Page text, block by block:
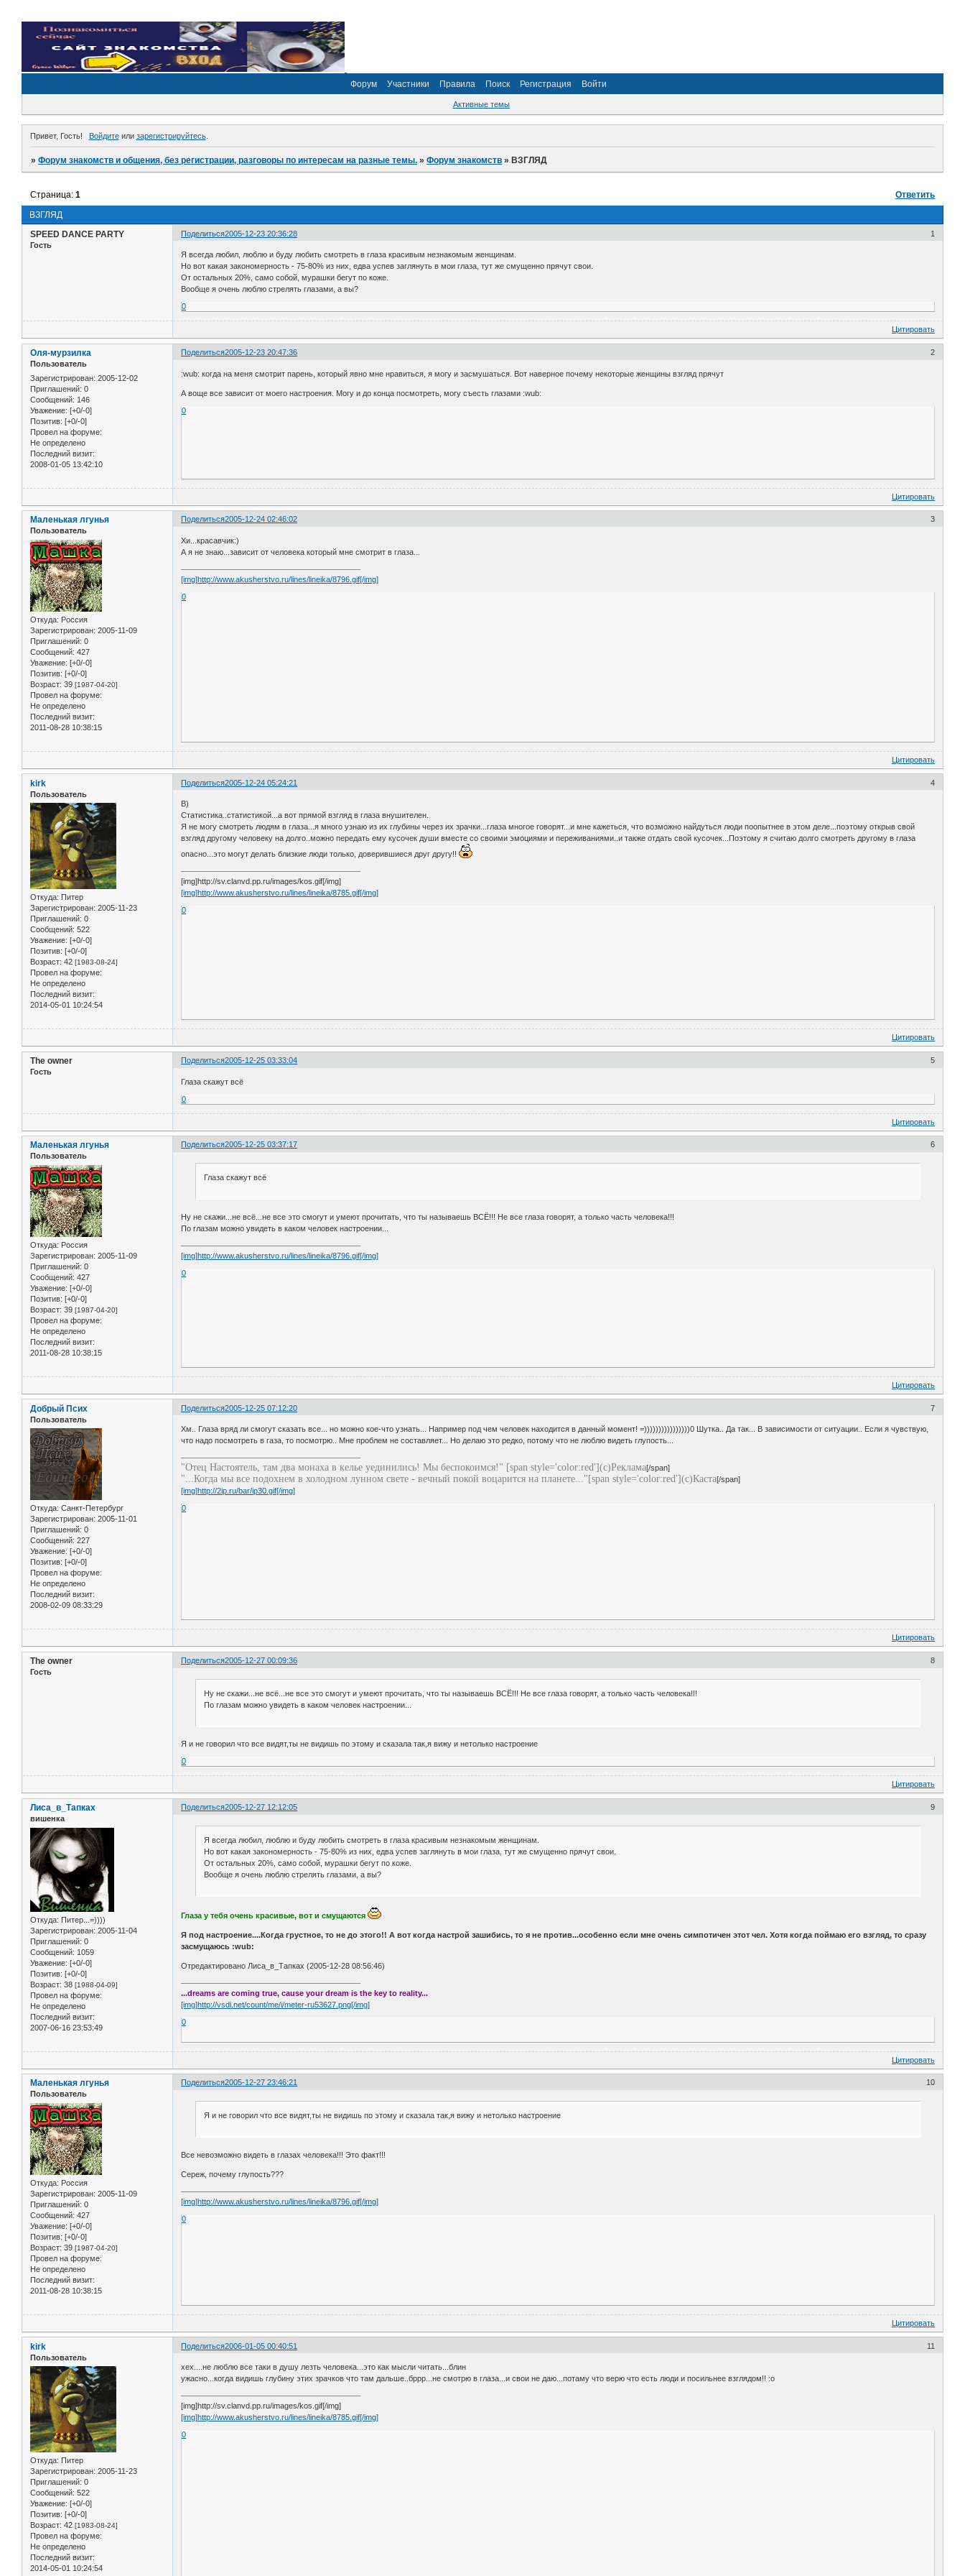
Форум Участники Правила Поиск Регистрация Войти
Активные темы
Привет, Гость! Войдитеили зарегистрируйтесь.
»Форум знакомств и общения, без регистрации, разговоры по интересам на разные темы. »Форум знакомств »ВЗГЛЯД
ВЗГЛЯД
Страница:1 Ответить
Поделиться 1
2005-12-23 20:36:28
SPEED DANCE PARTY
Гость
Я всегда любил, люблю и буду любить смотреть в глаза красивым незнакомым женщинам.
Но вот какая закономерность - 75-80% из них, едва успев заглянуть в мои глаза, тут же смущенно прячут свои.
От остальных 20%, само собой, мурашки бегут по коже.
Вообще я очень люблю стрелять глазами, а вы?
0
Цитировать
Поделиться 2
2005-12-23 20:47:36
Оля-мурзилка
Пользователь
Зарегистрирован: 2005-12-02
Приглашений: 0
Сообщений: 146
Уважение: [+0/-0]
Позитив: [+0/-0]
Провел на форуме:
Не определено
Последний визит:
2008-01-05 13:42:10
:wub: когда на меня смотрит парень, который явно мне нравиться, я могу и засмушаться. Вот наверное почему некоторые женщины взгляд прячут
А воще все зависит от моего настроения. Могу и до конца посмотреть, могу съесть глазами :wub:
0
Цитировать
Поделиться 3
2005-12-24 02:46:02
Маленькая лгунья
Пользователь
Откуда: Россия
Зарегистрирован: 2005-11-09
Приглашений: 0
Сообщений: 427
Уважение: [+0/-0]
Позитив: [+0/-0]
Возраст: 39 [1987-04-20]
Провел на форуме:
Не определено
Последний визит:
2011-08-28 10:38:15
Хи...красавчик:)
А я не знаю...зависит от человека который мне смотрит в глаза...
[img]http://www.akusherstvo.ru/lines/lineika/8796.gif[/img]
0
Цитировать
Поделиться 4
2005-12-24 05:24:21
kirk
Пользователь
Откуда: Питер
Зарегистрирован: 2005-11-23
Приглашений: 0
Сообщений: 522
Уважение: [+0/-0]
Позитив: [+0/-0]
Возраст: 42 [1983-08-24]
Провел на форуме:
Не определено
Последний визит:
2014-05-01 10:24:54
B)
Статистика..статистикой...а вот прямой взгляд в глаза внушителен.
Я не могу смотреть людям в глаза...я много узнаю из их глубины через их зрачки...глаза многое говорят...и мне кажеться, что возможно найдуться люди поопытнее в этом деле...поэтому открыв свой
взгляд другому человеку на долго..можно передать ему кусочек души вместе со своими эмоциями и переживаниями..и также отдать свой кусочек...Поэтому я считаю долго смотреть другому в глаза
опасно...это могут делать близкие люди только, доверившиеся друг другу!!
[img]http://sv.clanvd.pp.ru/images/kos.gif[/img]
[img]http://www.akusherstvo.ru/lines/lineika/8785.gif[/img]
0
Цитировать
Поделиться 5
2005-12-25 03:33:04
The owner
Гость
Глаза скажут всё
0
Цитировать
Поделиться 6
2005-12-25 03:37:17
Маленькая лгунья
Пользователь
Откуда: Россия
Зарегистрирован: 2005-11-09
Приглашений: 0
Сообщений: 427
Уважение: [+0/-0]
Позитив: [+0/-0]
Возраст: 39 [1987-04-20]
Провел на форуме:
Не определено
Последний визит:
2011-08-28 10:38:15
Глаза скажут всё
Ну не скажи...не всё...не все это смогут и умеют прочитать, что ты называешь ВСЁ!!! Не все глаза говорят, а только часть человека!!!
По глазам можно увидеть в каком человек настроении...
[img]http://www.akusherstvo.ru/lines/lineika/8796.gif[/img]
0
Цитировать
Поделиться 7
2005-12-25 07:12:20
Добрый Псих
Пользователь
Откуда: Санкт-Петербург
Зарегистрирован: 2005-11-01
Приглашений: 0
Сообщений: 227
Уважение: [+0/-0]
Позитив: [+0/-0]
Провел на форуме:
Не определено
Последний визит:
2008-02-09 08:33:29
Хм.. Глаза вряд ли смогут сказать все... но можно кое-что узнать... Например под чем человек находится в данный момент! =))))))))))))))))0 Шутка.. Да так... В зависимости от ситуации.. Если я чувствую,
что надо посмотреть в газа, то посмотрю.. Мне проблем не составляет... Но делаю это редко, потому что не люблю видеть глупость...
"Отец Настоятель, там два монаха в келье уединились! Мы беспокоимся!" [span style='color:red'](с)Реклама[/span]
"...Когда мы все подохнем в холодном лунном свете - вечный покой воцарится на планете..."[span style='color:red'](с)Каста[/span]
[img]http://2ip.ru/bar/ip30.gif[/img]
0
Цитировать
Поделиться 8
2005-12-27 00:09:36
The owner
Гость
Ну не скажи...не всё...не все это смогут и умеют прочитать, что ты называешь ВСЁ!!! Не все глаза говорят, а только часть человека!!!
По глазам можно увидеть в каком человек настроении...
Я и не говорил что все видят,ты не видишь по этому и сказала так,я вижу и нетолько настроение
0
Цитировать
Поделиться 9
2005-12-27 12:12:05
Лиса_в_Тапках
вишенка
Откуда: Питер...=))))
Зарегистрирован: 2005-11-04
Приглашений: 0
Сообщений: 1059
Уважение: [+0/-0]
Позитив: [+0/-0]
Возраст: 38 [1988-04-09]
Провел на форуме:
Не определено
Последний визит:
2007-06-16 23:53:49
Я всегда любил, люблю и буду любить смотреть в глаза красивым незнакомым женщинам.
Но вот какая закономерность - 75-80% из них, едва успев заглянуть в мои глаза, тут же смущенно прячут свои.
От остальных 20%, само собой, мурашки бегут по коже.
Вообще я очень люблю стрелять глазами, а вы?
Глаза у тебя очень красивые, вот и смущаются
Я под настроение....Когда грустное, то не до этого!! А вот когда настрой зашибись, то я не против...особенно если мне очень симпотичен этот чел. Хотя когда поймаю его взгляд, то сразу
засмущаюсь :wub:
Отредактировано Лиса_в_Тапках (2005-12-28 08:56:46)
...dreams are coming true, cause your dream is the key to reality...
[img]http://vsdi.net/count/me/i/meter-ru53627.png[/img]
0
Цитировать
Поделиться 10
2005-12-27 23:46:21
Маленькая лгунья
Пользователь
Откуда: Россия
Зарегистрирован: 2005-11-09
Приглашений: 0
Сообщений: 427
Уважение: [+0/-0]
Позитив: [+0/-0]
Возраст: 39 [1987-04-20]
Провел на форуме:
Не определено
Последний визит:
2011-08-28 10:38:15
Я и не говорил что все видят,ты не видишь по этому и сказала так,я вижу и нетолько настроение
Все невозможно видеть в глазах человека!!! Это факт!!!
Сереж, почему глупость???
[img]http://www.akusherstvo.ru/lines/lineika/8796.gif[/img]
0
Цитировать
Поделиться 11
2006-01-05 00:40:51
kirk
Пользователь
Откуда: Питер
Зарегистрирован: 2005-11-23
Приглашений: 0
Сообщений: 522
Уважение: [+0/-0]
Позитив: [+0/-0]
Возраст: 42 [1983-08-24]
Провел на форуме:
Не определено
Последний визит:
2014-05-01 10:24:54
хех....не люблю все таки в душу лезть человека...это как мысли читать...блин
ужасно...когда видишь глубину этих зрачков что там дальше..бррр...не смотрю в глаза...и свои не даю...потаму что верю что есть люди и посильнее взглядом!! :o
[img]http://sv.clanvd.pp.ru/images/kos.gif[/img]
[img]http://www.akusherstvo.ru/lines/lineika/8785.gif[/img]
0